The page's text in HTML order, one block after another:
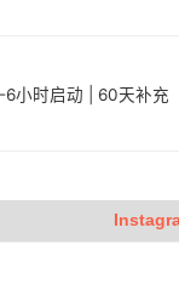
6小时启动 | 60天补充